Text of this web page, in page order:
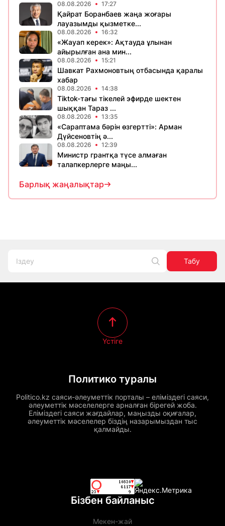
08.08.2026 17:27
Қайрат Боранбаев жаңа жоғары
лауазымды қызметке...
08.08.2026 16:32
«Жауап керек»: Ақтауда ұлынан
айырылған ана мин...
08.08.2026 15:21
Шавкат Рахмоновтың отбасында қаралы
хабар
08.08.2026 14:38
Tiktok-тағы тікелей эфирде шектен
шыққан Тараз ...
08.08.2026 13:35
«Сараптама бәрін өзгертті»: Арман
Дүйсеновтің ә...
08.08.2026 12:39
Министр грантқа түсе алмаған
талапкерлерге маңы...
Барлық жаңалықтар
Табу
Политико туралы
Politico.kz саяси-әлеуметтік порталы – еліміздегі саяси,
әлеуметтік мәселелерге арналған бірегей жоба.
Еліміздегі саяси жағдайлар, маңызды оқиғалар,
әлеуметтік мәселелер біздің назарымыздан тыс
қалмайды.
Үстіге
Бізбен байланыс
Мекен-жай